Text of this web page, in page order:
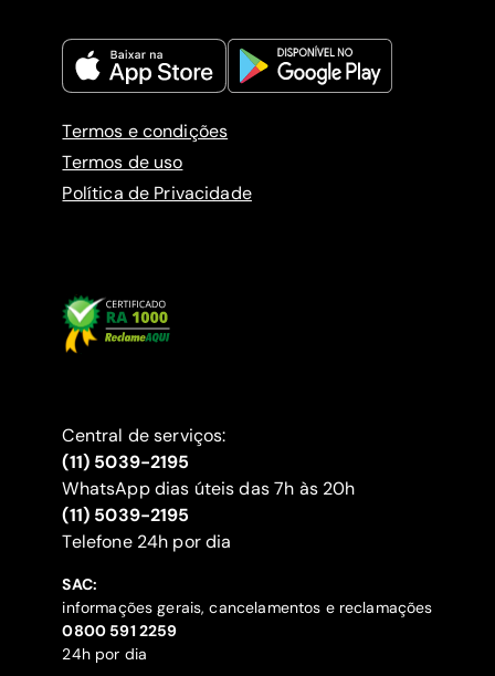
Termos e condições
Termos de uso
Política de Privacidade
Central de serviços:
(11) 5039-2195
WhatsApp dias úteis das 7h às 20h
(11) 5039-2195
‍Telefone 24h por dia
SAC:
informações gerais, cancelamentos e reclamações
‍0800 591 2259
24h por dia